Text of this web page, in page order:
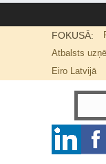
FOKUSĀ:
Atbalsts
Eiro Latvijā